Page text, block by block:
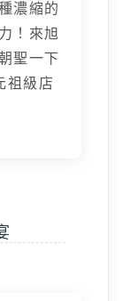
濃縮的
！來旭
聖一下
祖級店